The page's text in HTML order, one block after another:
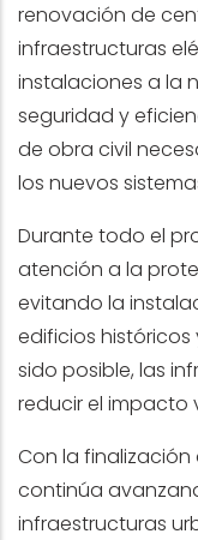
renovación de
infraestructuras
instalaciones a la
seguridad y
de obra civil
los nuevos
Durante todo el
atención a la
evitando la
edificios
sido posible, las
reducir el impacto
Con la
continúa
infraestructuras